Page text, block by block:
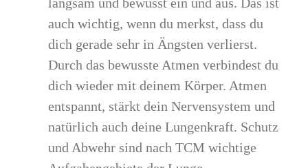
auch wichtig, wenn du merkst, dass du
dich gerade sehr in Ängsten verlierst.
Durch das bewusste Atmen verbindest du
dich wieder mit deinem Körper. Atmen
entspannt, stärkt dein Nervensystem und
natürlich auch deine Lungenkraft. Schutz
und Abwehr sind nach TCM wichtige